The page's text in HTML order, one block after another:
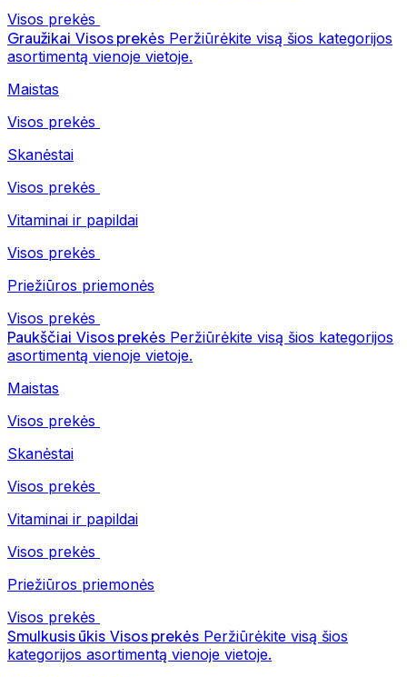
Visos prekės
Graužikai Visos prekės Peržiūrėkite visą šios kategorijos
asortimentą vienoje vietoje.
Maistas
Visos prekės
Skanėstai
Visos prekės
Vitaminai ir papildai
Visos prekės
Priežiūros priemonės
Visos prekės
Paukščiai Visos prekės Peržiūrėkite visą šios kategorijos
asortimentą vienoje vietoje.
Maistas
Visos prekės
Skanėstai
Visos prekės
Vitaminai ir papildai
Visos prekės
Priežiūros priemonės
Visos prekės
Smulkusis ūkis Visos prekės Peržiūrėkite visą šios
kategorijos asortimentą vienoje vietoje.